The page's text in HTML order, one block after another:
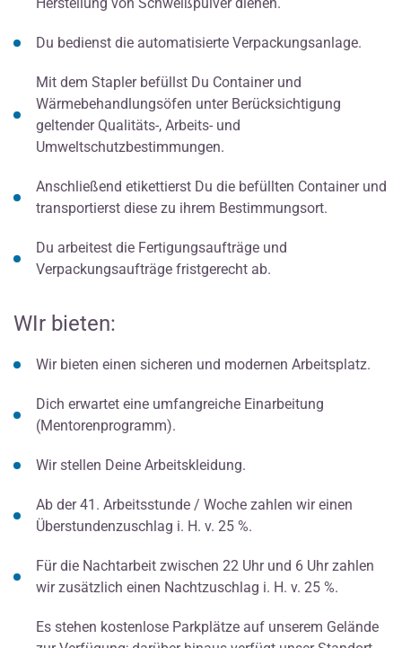
Du bedienst die automatisierte Verpackungsanlage.
Mit dem Stapler befüllst Du Container und
Wärmebehandlungsöfen unter Berücksichtigung
geltender Qualitäts-, Arbeits- und
Umweltschutzbestimmungen.
Anschließend etikettierst Du die befüllten Container und
transportierst diese zu ihrem Bestimmungsort.
Du arbeitest die Fertigungsaufträge und
Verpackungsaufträge fristgerecht ab.
WIr bieten:
Wir bieten einen sicheren und modernen Arbeitsplatz.
Dich erwartet eine umfangreiche Einarbeitung
(Mentorenprogramm).
Wir stellen Deine Arbeitskleidung.
Ab der 41. Arbeitsstunde / Woche zahlen wir einen
Überstundenzuschlag i. H. v. 25 %.
Für die Nachtarbeit zwischen 22 Uhr und 6 Uhr zahlen
wir zusätzlich einen Nachtzuschlag i. H. v. 25 %.
Es stehen kostenlose Parkplätze auf unserem Gelände